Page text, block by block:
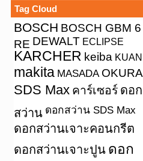
Tag Cloud
BOSCH BOSCH GBM 6
RE DEWALT ECLIPSE
KARCHER keiba KUANI
makita MASADA OKURA
SDS Max คาร์เซอร์ ดอก
สว่าน ดอกสว่าน SDS Max
ดอกสว่านเจาะคอนกรีต
ดอกสว่านเจาะปูน ดอก